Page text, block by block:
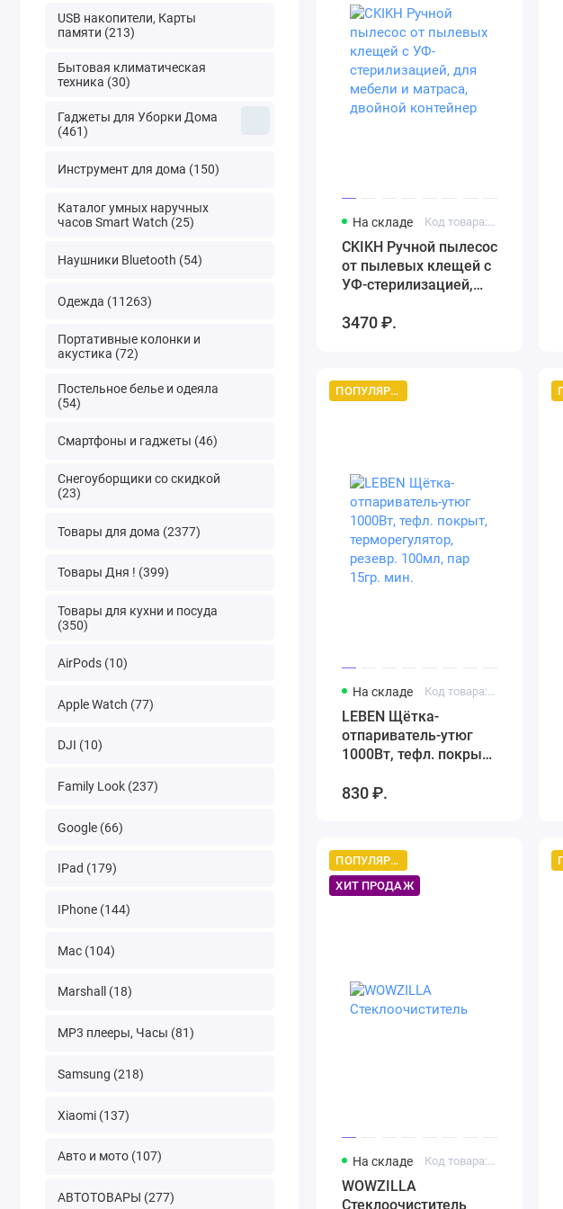
USB накопители, Карты
памяти (213)
Бытовая климатическая
техника (30)
Гаджеты для Уборки Дома
(461)
Инструмент для дома (150)
Каталог умных наручных
часов Smart Watch (25)
Наушники Bluetooth (54)
Одежда (11263)
Портативные колонки и
акустика (72)
Постельное белье и одеяла
(54)
Смартфоны и гаджеты (46)
Снегоуборщики со скидкой
(23)
Товары для дома (2377)
Товары Дня ! (399)
Товары для кухни и посуда
(350)
AirPods (10)
Apple Watch (77)
DJI (10)
Family Look (237)
Google (66)
IPad (179)
IPhone (144)
Mac (104)
Marshall (18)
MP3 плееры, Часы (81)
Samsung (218)
Xiaomi (137)
Авто и мото (107)
АВТОТОВАРЫ (277)
На складе Код товара: Артикул 2171269157
CKIKH Ручной пылесос
от пылевых клещей с
УФ-стерилизацией,
матраса, двойной
3470 ₽.
ПОПУЛЯРНЫЙ ТОВАР
На складе Код товара: LEBEN Щётка-отпариватель-утюг 1000Вт
LEBEN Щётка-
отпариватель-утюг
1000Вт, тефл. покрыт,
резевр. 100мл, пар
830 ₽.
ПОПУЛЯРНЫЙ ТОВАР
ХИТ ПРОДАЖ
На складе Код товара: Артикул 1716668958
WOWZILLA
Стеклоочиститель